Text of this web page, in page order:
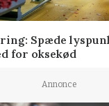
Spæde
for oksekød
Annonce